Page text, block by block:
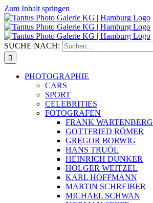
Zum Inhalt springen
SUCHE NACH:
PHOTOGRAPHIE
CARS
SPORT
CELEBRITIES
FOTOGRAFEN
FRANK WARTENBERG
GOTTFRIED RÖMER
GREGOR BORWIG
HANS TRUÖL
HEINRICH DUNKER
HOLGER WEITZEL
KARL HOFFMANN
MARTIN SCHREIBER
MICHAEL SCHWAN